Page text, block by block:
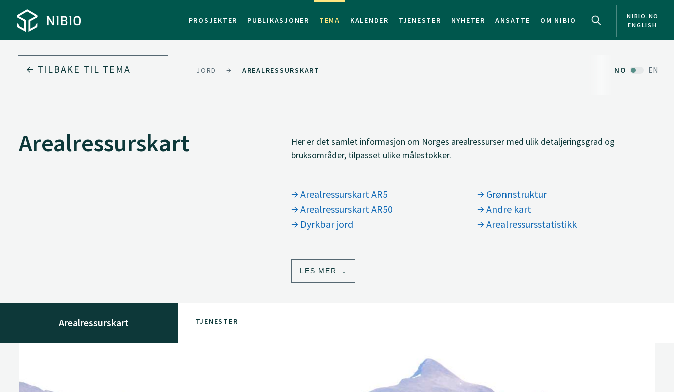
PROSJEKTER PUBLIKASJONER TEMA KALENDER TJENESTER NYHETER ANSATTE OM NIBIO
NIBIO.NO
ENGLISH
TILBAKE TIL TEMA JORD AREALRESSURSKART NO EN
Arealressurskart
Her er det samlet informasjon om Norges arealressurser med ulik detaljeringsgrad og
bruksområder, tilpasset ulike målestokker.
Arealressurskart AR5
Arealressurskart AR50
Dyrkbar jord
Grønnstruktur
Andre kart
Arealressursstatistikk
LES MER
Arealressurskart TJENESTER